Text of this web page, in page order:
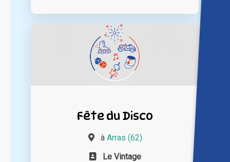
Fête du Disco
à Arras (62)
Le Vintage